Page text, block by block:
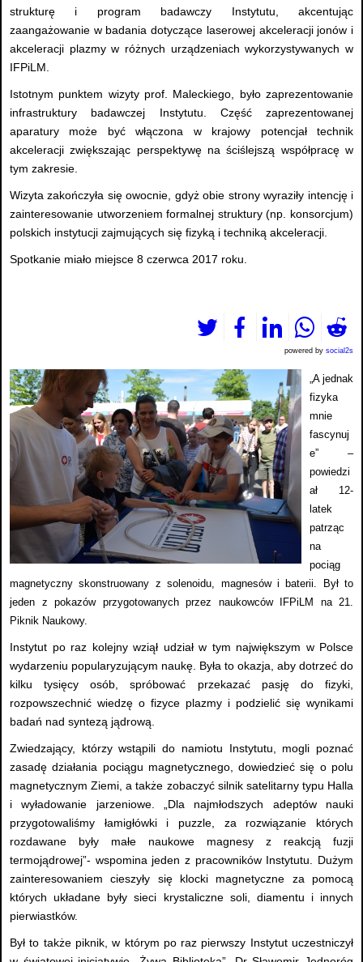
strukturę i program badawczy Instytutu, akcentując
zaangażowanie w badania dotyczące laserowej akceleracji jonów i
akceleracji plazmy w różnych urządzeniach wykorzystywanych w
IFPiLM.
Istotnym punktem wizyty prof. Maleckiego, było zaprezentowanie
infrastruktury badawczej Instytutu. Część zaprezentowanej
aparatury może być włączona w krajowy potencjał technik
akceleracji zwiększając perspektywę na ściślejszą współpracę w
tym zakresie.
Wizyta zakończyła się owocnie, gdyż obie strony wyraziły intencję i
zainteresowanie utworzeniem formalnej struktury (np. konsorcjum)
polskich instytucji zajmujących się fizyką i techniką akceleracji.
Spotkanie miało miejsce 8 czerwca 2017 roku.
powered by social2s
„A jednak
fizyka
mnie
fascynuj
e” –
powiedzi
ał 12-
latek
patrząc
na
pociąg
magnetyczny skonstruowany z solenoidu, magnesów i baterii. Był to
jeden z pokazów przygotowanych przez naukowców IFPiLM na 21.
Piknik Naukowy.
Instytut po raz kolejny wziął udział w tym największym w Polsce
wydarzeniu popularyzującym naukę. Była to okazja, aby dotrzeć do
kilku tysięcy osób, spróbować przekazać pasję do fizyki,
rozpowszechnić wiedzę o fizyce plazmy i podzielić się wynikami
badań nad syntezą jądrową.
Zwiedzający, którzy wstąpili do namiotu Instytutu, mogli poznać
zasadę działania pociągu magnetycznego, dowiedzieć się o polu
magnetycznym Ziemi, a także zobaczyć silnik satelitarny typu Halla
i wyładowanie jarzeniowe. „Dla najmłodszych adeptów nauki
przygotowaliśmy łamigłówki i puzzle, za rozwiązanie których
rozdawane były małe naukowe magnesy z reakcją fuzji
termojądrowej”- wspomina jeden z pracowników Instytutu. Dużym
zainteresowaniem cieszyły się klocki magnetyczne za pomocą
których układane były sieci krystaliczne soli, diamentu i innych
pierwiastków.
Był to także piknik, w którym po raz pierwszy Instytut uczestniczył